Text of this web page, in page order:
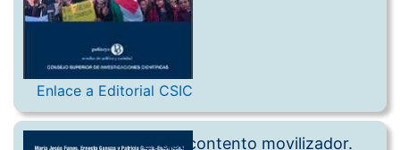
Enlace a Editorial CSIC
El descontento movilizador.